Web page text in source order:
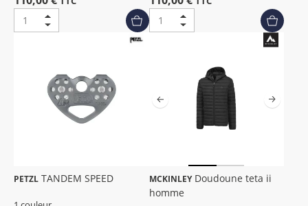
PETZL TANDEM SPEED MCKINLEYDoudoune teta ii
homme